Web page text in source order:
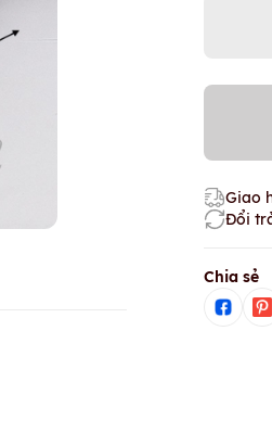
Giao
Đổi
Chia sẻ